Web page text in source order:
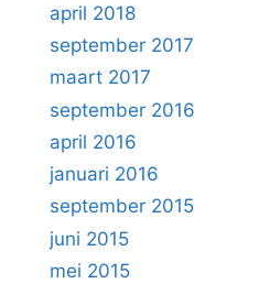
april 2018
september 2017
maart 2017
september 2016
april 2016
januari 2016
september 2015
juni 2015
mei 2015